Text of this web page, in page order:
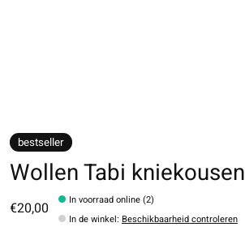
bestseller
Wollen Tabi kniekousen
€20,00
In voorraad online (2)
In de winkel: Beschikbaarheid controleren